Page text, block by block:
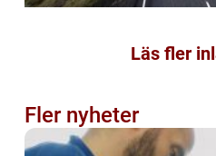
Läs fler
Fler nyheter